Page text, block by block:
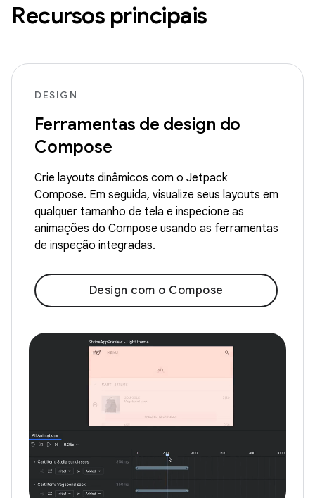
Recursos principais
DESIGN
Ferramentas de design do
Compose
Crie layouts dinâmicos com o Jetpack
Compose. Em seguida, visualize seus layouts em
qualquer tamanho de tela e inspecione as
animações do Compose usando as ferramentas
de inspeção integradas.
Design com o Compose